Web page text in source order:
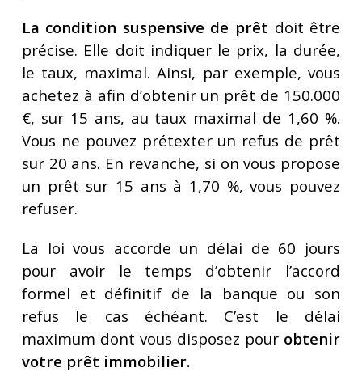
La condition suspensive de prêt doit être
précise. Elle doit indiquer le prix, la durée,
le taux, maximal. Ainsi, par exemple, vous
achetez à afin d’obtenir un prêt de 150.000
€, sur 15 ans, au taux maximal de 1,60 %.
Vous ne pouvez prétexter un refus de prêt
sur 20 ans. En revanche, si on vous propose
un prêt sur 15 ans à 1,70 %, vous pouvez
refuser.
La loi vous accorde un délai de 60 jours
pour avoir le temps d’obtenir l’accord
formel et définitif de la banque ou son
refus le cas échéant. C’est le délai
maximum dont vous disposez pour obtenir
votre prêt immobilier.